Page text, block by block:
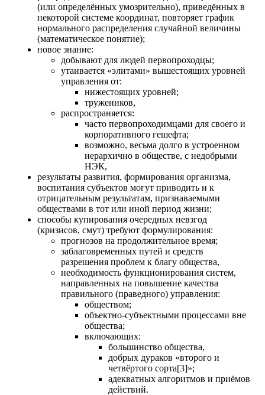
(или определённых умозрительно), приведённых в
некоторой системе координат, повторяет график
нормального распределения случайной величины
(математическое понятие);
новое знание:
добывают для людей первопроходцы;
утаивается «элитами» вышестоящих уровней
управления от:
нижестоящих уровней;
тружеников,
распространяется:
часто первопроходимцами для своего и
корпоративного гешефта;
возможно, весьма долго в устроенном
иерархично в обществе, с недобрыми
НЭК,
результаты развития, формирования организма,
воспитания субъектов могут приводить и к
отрицательным результатам, признаваемыми
обществами в тот или иной период жизни;
способы купирования очередных невзгод
(кризисов, смут) требуют формулирования:
прогнозов на продолжительное время;
заблаговременных путей и средств
разрешения проблем к благу общества,
необходимость функционирования систем,
направленных на повышение качества
правильного (праведного) управления:
обществом;
объектно-субъектными процессами вне
общества;
включающих:
большинство общества,
добрых дураков «второго и
четвёртого сорта[3]»;
адекватных алгоритмов и приёмов
действий.